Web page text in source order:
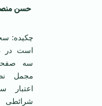
حسن
چکیده:
است در
سه
مجمل
اعتبار